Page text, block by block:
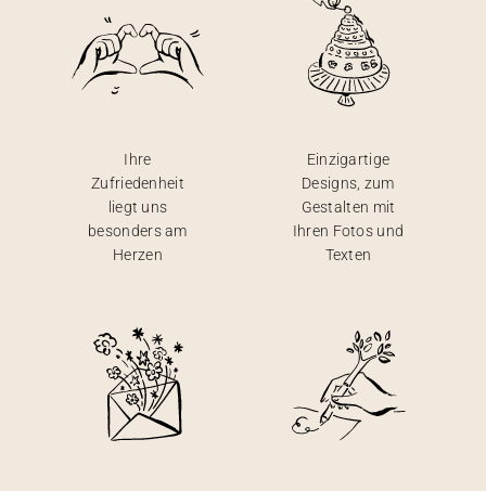
Ihre
Zufriedenheit
liegt uns
besonders am
Herzen
Einzigartige
Designs, zum
Gestalten mit
Ihren Fotos und
Texten